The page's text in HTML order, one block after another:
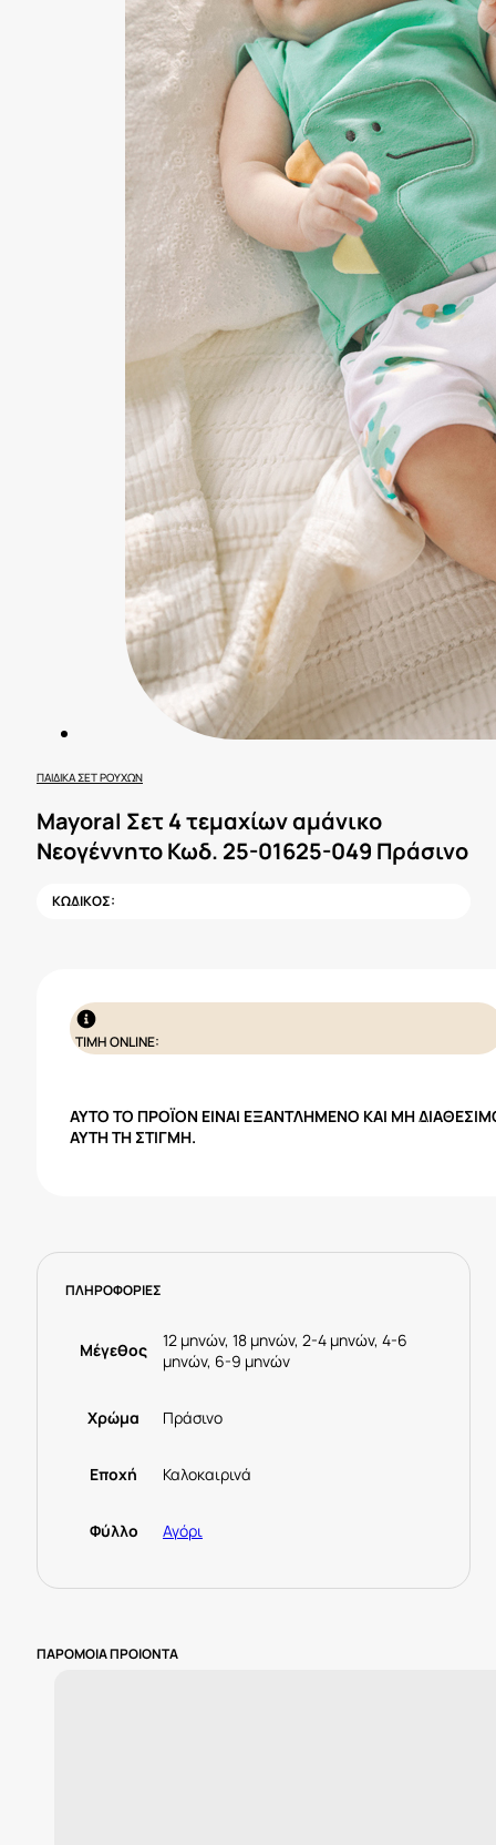
ΠΑΙΔΙΚΆ ΣΕΤ ΡΟΎΧΩΝ
Mayoral Σετ 4 τεμαχίων αμάνικο
Νεογέννητο Κωδ. 25-01625-049 Πράσινο
ΚΩΔΙΚΟΣ:
ΤΙΜΗ ONLINE:
ΑΥΤΌ ΤΟ ΠΡΟΪΌΝ ΕΊΝΑΙ ΕΞΑΝΤΛΗΜΈΝΟ ΚΑΙ ΜΗ
ΑΥΤΉ ΤΗ ΣΤΙΓΜΉ.
ΠΛΗΡΟΦΟΡΙΕΣ
Μέγεθος
12 μηνών, 18 μηνών, 2-4 μηνών, 4-6
μηνών, 6-9 μηνών
Χρώμα Πράσινο
Εποχή Καλοκαιρινά
Φύλλο Αγόρι
ΠΑΡΟΜΟΙΑ ΠΡΟΙΟΝΤΑ